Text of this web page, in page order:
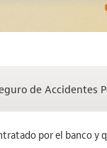
de Accidentes
por el banco y